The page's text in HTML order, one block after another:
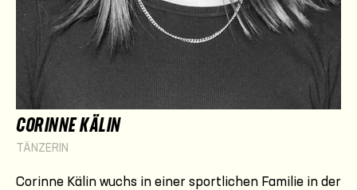
CORINNE KÄLIN
TÄNZERIN
Corinne Kälin wuchs in einer sportlichen Familie in der